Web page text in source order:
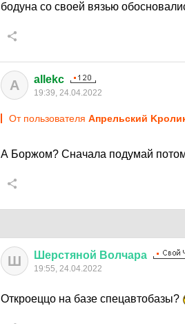
бодуна со своей вязью
A allekc
19:39, 24.04.2022
От пользователя Aпрельский
А Боржом? Сначала подумай
Ш Шерстяной Волчара
19:55, 24.04.2022
Откроеццо на базе спецавтобазы?